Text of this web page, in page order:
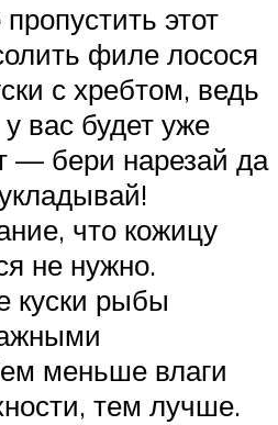
этот
филе лосося
с хребтом, ведь
вас будет уже
— бери нарезай да
что кожицу
не нужно.
куски рыбы
меньше влаги
тем лучше.